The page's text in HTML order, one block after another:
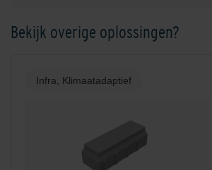
Bekijk overige oplossingen?
Infra, Klimaatadaptief